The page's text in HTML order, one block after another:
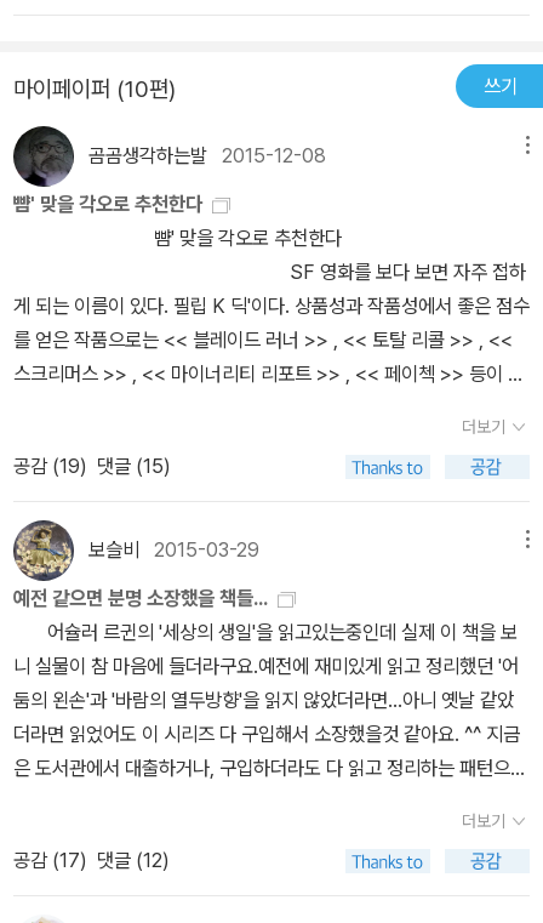
결국 예언(?)에 따라 사망한 시아버지의 환생(?)까지 마주하게 되는
데요. 으흠. 이 부분에 대해서는 자칫 잘못 적어버렸다가는 미리니름
이 될 수 있으니, 직접 작품을 만나 감상과 생각의 시간을 가져주셨으
면 하는군요. 그러니까 ‘어떤 방식으로든 대상이 존재한다고 인식되
면, 실존과는 다를 수 있지만 그것이 존재한다’는 것에 대해 작가가 이
야기하고 있는 게 맞냐구요? 뭔가 말이 어렵게 느껴지지만, 저도 그
의견에 동감합니다. 위인들은 역사의 기록 속에서 영원히 인식되고
있기에 계속해서 이야기되고 있으며, 신앙 또한 믿음과 함께 오랜 시
간 존재를 증명하고 있는데요. 우리가 ‘존재함의 본질’로 말하는 물리
적인 형체가 사라졌지만, 그것이 계속해서 이야기된다는 것. 익숙한
남긴다’를 예로 들 수 있을 것인데요. 으흠. 존재한다라. 뭔가 적으면
적을수록 생각이 꼬여가니, 명쾌히 풀이를 해주실 분 있으시면 도움
을 주시기 바랍니다. 그건 그렇고 이 책도 ‘발리스 3부작’이라고 하
는데, 정말이냐구요? 음~ 위키 백과의 내용을 빌려오면 ‘발리스 3부
작(VALIS trilogy)은 미국의 SF소설가 필립 K. 딕이 실제로 한 신비
체험을 토대로 말기에 집필한 소설 작품을 말한다. 발리스 3부작은
작가 자신의 체험담을 토대로 하지만 자전적인 성격이 강한 발리스,
종교적 SF인 성스러운 침입, 구원의 이야기이자 필립 딕의 유작인 티
모시 아처의 환생 순으로 집필되었다.’라고 하는데요. ‘발리스 Valis,
1981’는 제목에서부터, ‘성스러운 침입 The Divine Invasion, 198
1’에서는 내용 중에 살짝 언급이 되었습니다. 하지만 이번 작품에서는
‘발리스’라는 단어를 발견하지 못했으며 분위기도 완전히 달랐는데
요. 이 부분에 대해서는 다른 전문가 분께 도움을 받아보고 싶어집니
쓰기 위해 첫 장을 다시 열고는, 그동안 느끼지 못했던 재미가 해일이
마이페이퍼 (10편) 쓰기
곰곰생각하는발 2015-12-08
뺨' 맞을 각오로 추천한다
SF 영화를 보다 보면 자주 접하
게 되는 이름이 있다. 필립 K 딕'이다. 상품성과 작품성에서 좋은 점수
를 얻은 작품으로는 << 블레이드 러너 >> , << 토탈 리콜 >> , <<
스크리머스 >> , << 마이너리티 리포트 >> , << 페이첵 >> 등이 있
그는 스티븐 킹과 함께 할리우드가 가장 탐내는 작가'라 할 수 있다.
형만한 아우 없다는 데 영화(아우)가 이 정도면 소설(형)은 얼마나 뛰
어날까 ? 그 생각이 미치면 원작을 읽어 보지 않을 수 없다. 하지만 원
작을 읽고 나면 당황하게 된다. 소설 속에는 영화 속 영웅은 온데간데
없고 그 자리를 ' 찌질이 ' 가 차지한다. ​다시 말해서 소설에는 영화 속
에 등장하는 해리슨 포드나 탐 크루즈 같은 영웅 대신에 존 터투로'나
스티븐 부세미 같은 배우가 주인공이다. 여기서 1차 쇼크를 경험하게
된다. 이 경험은 마치 전신 성형으로 미인이 된 사람의 중학교 졸업 앨
범 사진을 볼 때 느끼게 되는 감정과 매우 유사하다. ' 오오라, 영화와
소설은 많이 다르구나 ! ' 여기서 끝이 아니다. < 좋은 이야기 > 는 독
자를 얼마만큼 설득하느냐에 달려 있다. 하지만 필립 케이 딕 소설은
독자를 설득하고자 하는 의욕이 없다. 냉정하게 말하자면 그는 문장
실력이 뛰어나지도 않고 훌륭한 이야기꾼도 아니다. 이야기 전개가
독자는 쉽게 납득할 수가 없다. ​머리가 정상적으로 돌아가는 얍삽한,
더보기
공감 (19) 댓글 (15)
보슬비 2015-03-29
예전 같으면 분명 소장했을 책들...
어슐러 르귄의 '세상의 생일'을 읽고있는중인데 실제 이 책을 보
니 실물이 참 마음에 들더라구요.예전에 재미있게 읽고 정리했던 '어
둠의 왼손'과 '바람의 열두방향'을 읽지 않았더라면...아니 옛날 같았
더라면 읽었어도 이 시리즈 다 구입해서 소장했을것 같아요. ^^ 지금
은 도서관에서 대출하거나, 구입하더라도 다 읽고 정리하는 패턴으로
슐러 르귄 시리즈 계속 출간되면 좋겠네요. 그리고 마지막 박스 세트
나와서 기존에 구입한 팬들 가슴에 못도 좀 밖고...ㅋㅋ 그나마 양심적
인 출판사는 마지막권에 박스도 끼워 판매하기도 하지만... ^^
더보기
공감 (17) 댓글 (12)